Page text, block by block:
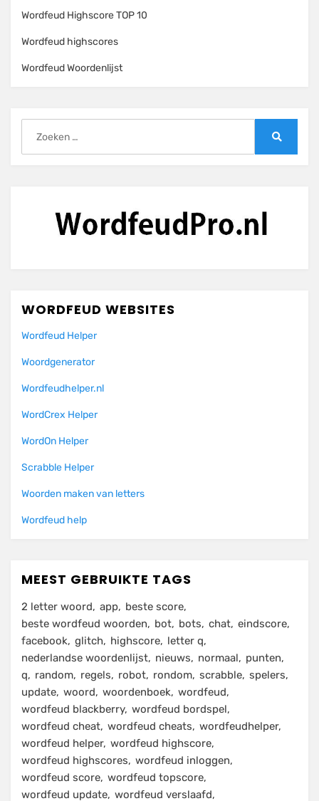
Wordfeud Highscore TOP 10
Wordfeud highscores
Wordfeud Woordenlijst
naar:
WORDFEUD WEBSITES
Wordfeud Helper
Woordgenerator
Wordfeudhelper.nl
WordCrex Helper
WordOn Helper
Scrabble Helper
Woorden maken van letters
Wordfeud help
MEEST GEBRUIKTE TAGS
2 letter woord app
beste score
beste wordfeud woorden
bot bots chat eindscore
facebook glitch highscore
letter q
nederlandse woordenlijst
nieuws normaal
punten
q
random regels robot rondom scrabble spelers
update woord woordenboek wordfeud
wordfeud blackberry wordfeud bordspel
wordfeud cheat wordfeud cheats
wordfeudhelper
wordfeud helper wordfeud highscore
wordfeud highscores
wordfeud inloggen
wordfeud score wordfeud topscore
wordfeud update wordfeud verslaafd